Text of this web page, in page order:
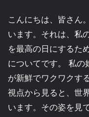
こんにちは、皆さん
います。それは、私
を最高の日にするた
についてです。 私の
が新鮮でワクワクす
視点から見ると、世
います。その姿を見